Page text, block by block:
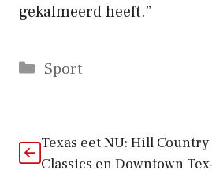
gekalmeerd heeft.”
Categorieën
Sport
Texas eet NU: Hill
Classics en Downtown